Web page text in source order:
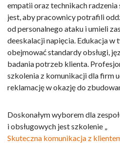
empatii oraz technikach radzenia
jest, aby pracownicy potrafili
od personalnego ataku i umieli
deeskalacji napięcia. Edukacja w
obejmować standardy obsługi,
badania potrzeb klienta.
szkolenia z komunikacji dla firm
reklamację w okazję do
Doskonałym wyborem dla
i obsługowych jest szkolenie „
Skuteczna komunikacja z